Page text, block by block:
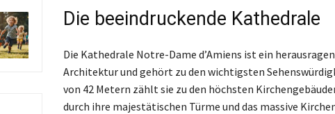
Die beeindruckende Kathedrale
Die Kathedrale Notre-Dame d’Amiens ist ein
Architektur und gehört zu den wichtigsten
von 42 Metern zählt sie zu den höchsten
durch ihre majestätischen Türme und das massive